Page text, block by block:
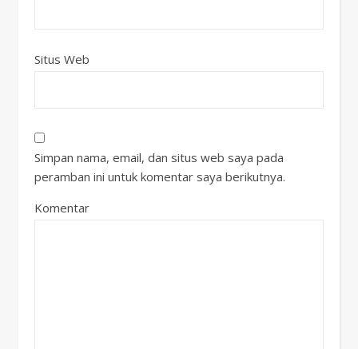
Situs Web
Simpan nama, email, dan situs web saya pada
peramban ini untuk komentar saya berikutnya.
Komentar